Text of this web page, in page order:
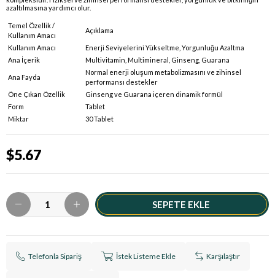
azaltılmasına yardımcı olur.
Temel Özellik /
Kullanım Amacı
Açıklama
Kullanım Amacı
Enerji Seviyelerini Yükseltme, Yorgunluğu Azaltma
Ana İçerik
Multivitamin, Multimineral, Ginseng, Guarana
Ana Fayda
Normal enerji oluşum metabolizmasını ve zihinsel
performansı destekler
Öne Çıkan Özellik
Ginseng ve Guarana içeren dinamik formül
Form
Tablet
Miktar
30 Tablet
$5.67
Telefonla Sipariş İstek Listeme Ekle Karşılaştır